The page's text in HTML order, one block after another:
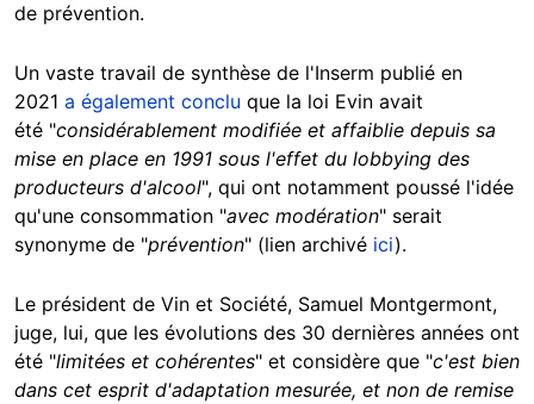
de prévention.
Un vaste travail de synthèse de l'Inserm publié en
2021 a également conclu que la loi Evin avait
été "considérablement modifiée et affaiblie depuis sa
mise en place en 1991 sous l'effet du lobbying des
producteurs d'alcool", qui ont notamment poussé l'idée
qu'une consommation "avec modération" serait
synonyme de "prévention" (lien archivé ici).
Le président de Vin et Société, Samuel Montgermont,
juge, lui, que les évolutions des 30 dernières années ont
été "limitées et cohérentes" et considère que "c'est bien
dans cet esprit d'adaptation mesurée, et non de remise